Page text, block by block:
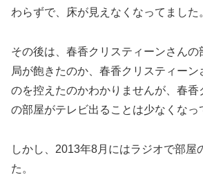
わらずで、床が見えなくなってました
その後は、春香クリスティーンさん
局が飽きたのか、春香クリスティーン
のを控えたのかわかりませんが、春香
の部屋がテレビ出ることは少なくなっ
しかし、2013年8月にはラジオで部屋
た。